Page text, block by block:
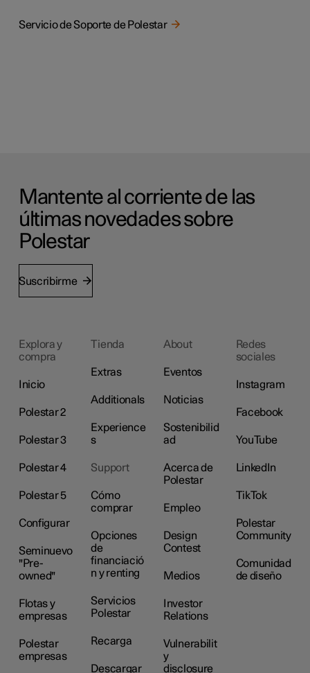
Servicio de Soporte de Polestar
Mantente al corriente de las
últimas novedades sobre
Polestar
Suscribirme
Explora y
compra
Inicio
Polestar 2
Polestar 3
Polestar 4
Polestar 5
Configurar
Seminuevo
"Pre-
owned"
Flotas y
empresas
Polestar
empresas
Tienda
Extras
Additionals
Experience
s
Support
Cómo
comprar
Opciones
de
financiació
n y renting
Servicios
Polestar
Recarga
Descargar
About
Eventos
Noticias
Sostenibilid
ad
Acerca de
Polestar
Empleo
Design
Contest
Medios
Investor
Relations
Vulnerabilit
y
disclosure
Redes
sociales
Instagram
Facebook
YouTube
LinkedIn
TikTok
Polestar
Community
Comunidad
de diseño